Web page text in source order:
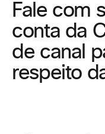
Fale com
conta da
de canal
respeito